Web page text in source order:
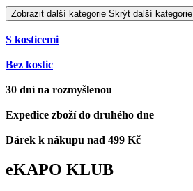
Zobrazit další kategorie Skrýt další kategorie
S kosticemi
Bez kostic
30 dní na rozmyšlenou
Expedice zboží do druhého dne
Dárek k nákupu nad 499 Kč
eKAPO KLUB